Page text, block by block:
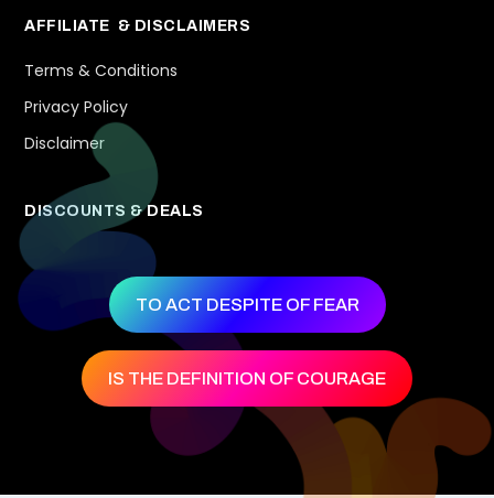
AFFILIATE & DISCLAIMERS
Terms & Conditions
Privacy Policy
Disclaimer
DISCOUNTS & DEALS
TO ACT DESPITE OF FEAR
IS THE DEFINITION OF COURAGE